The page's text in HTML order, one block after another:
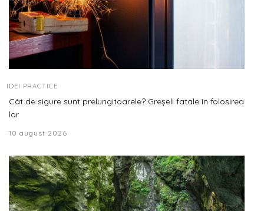
IDEI PRACTICE
Cât de sigure sunt prelungitoarele? Greșeli fatale în folosirea
lor
10 august 2026